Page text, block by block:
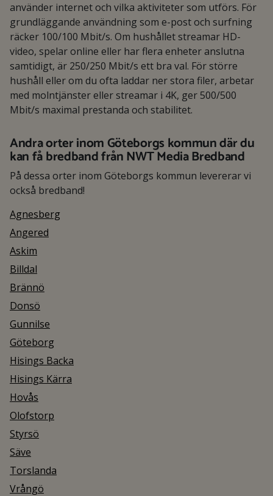
använder internet och vilka aktiviteter som utförs. För
grundläggande användning som e-post och surfning
räcker 100/100 Mbit/s. Om hushållet streamar HD-
video, spelar online eller har flera enheter anslutna
samtidigt, är 250/250 Mbit/s ett bra val. För större
hushåll eller om du ofta laddar ner stora filer, arbetar
med molntjänster eller streamar i 4K, ger 500/500
Mbit/s maximal prestanda och stabilitet.
Andra orter inom Göteborgs kommun där du
kan få bredband från NWT Media Bredband
På dessa orter inom Göteborgs kommun levererar vi
också bredband!
Agnesberg
Angered
Askim
Billdal
Brännö
Donsö
Gunnilse
Göteborg
Hisings Backa
Hisings Kärra
Hovås
Olofstorp
Styrsö
Säve
Torslanda
Vrångö